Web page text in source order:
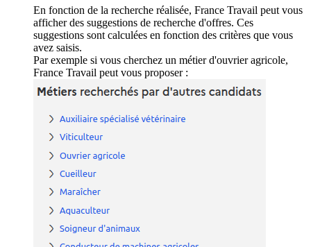
En fonction de la recherche réalisée, France Travail peut vous
afficher des suggestions de recherche d'offres. Ces
suggestions sont calculées en fonction des critères que vous
avez saisis.
Par exemple si vous cherchez un métier d'ouvrier agricole,
France Travail peut vous proposer :